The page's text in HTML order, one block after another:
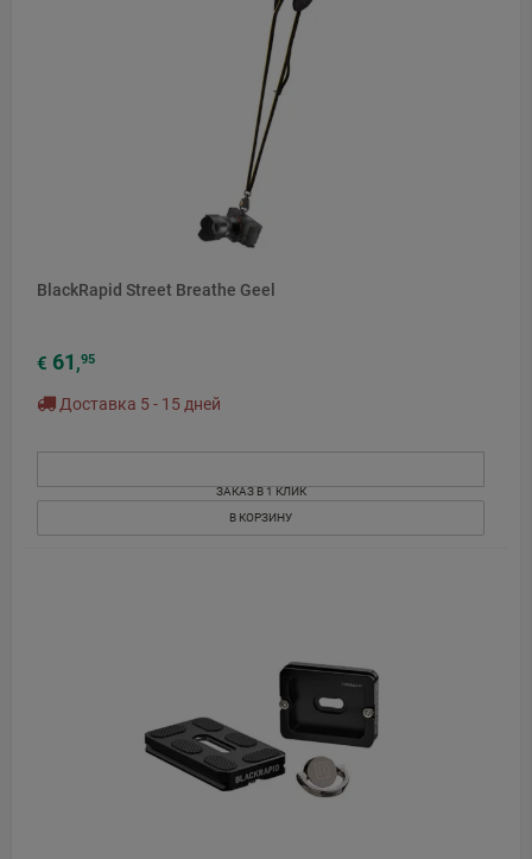
BlackRapid Street Breathe Geel
€ 61 ,95
Доставка 5 - 15 дней
ЗАКАЗ В 1 КЛИК
В КОРЗИНУ